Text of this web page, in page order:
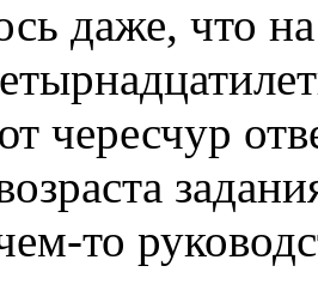
даже, что
чересчур
то